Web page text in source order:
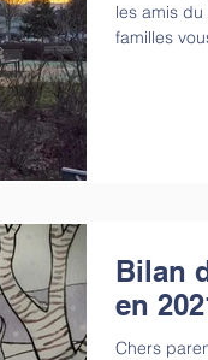
les amis
familles
Bilan
en
Chers